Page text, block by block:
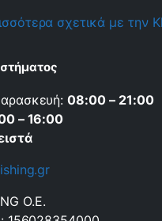
σχετικά με την
08:00 – 21:00
– 16:00
Ο.Ε.